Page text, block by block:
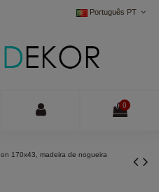
Português PT
0
170x43, madeira de nogueira